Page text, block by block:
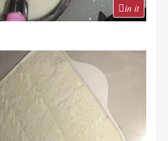
in it